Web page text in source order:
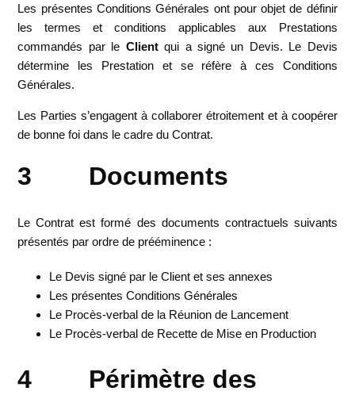
Les présentes Conditions Générales ont pour objet de définir
les termes et conditions applicables aux Prestations
commandés par le Clientqui a signé un Devis. Le Devis
détermine les Prestation et se réfère à ces Conditions
Générales.
Les Parties s’engagent à collaborer étroitement et à coopérer
de bonne foi dans le cadre du Contrat.
3 Documents
Le Contrat est formé des documents contractuels suivants
présentés par ordre de prééminence :
Le Devis signé par le Client et ses annexes
Les présentes Conditions Générales
Le Procès-verbal de la Réunion de Lancement
Le Procès-verbal de Recette de Mise en Production
4 Périmètre des